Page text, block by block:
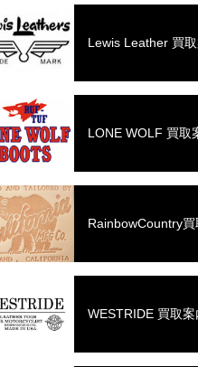
Lewis Leather 買
LONE WOLF 買取
RainbowCountry買
WESTRIDE 買取案